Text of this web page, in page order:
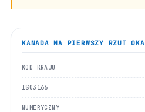
KANADA NA PIERWSZY RZUT OKA
KOD KRAJU
ISO3166
NUMERYCZNY